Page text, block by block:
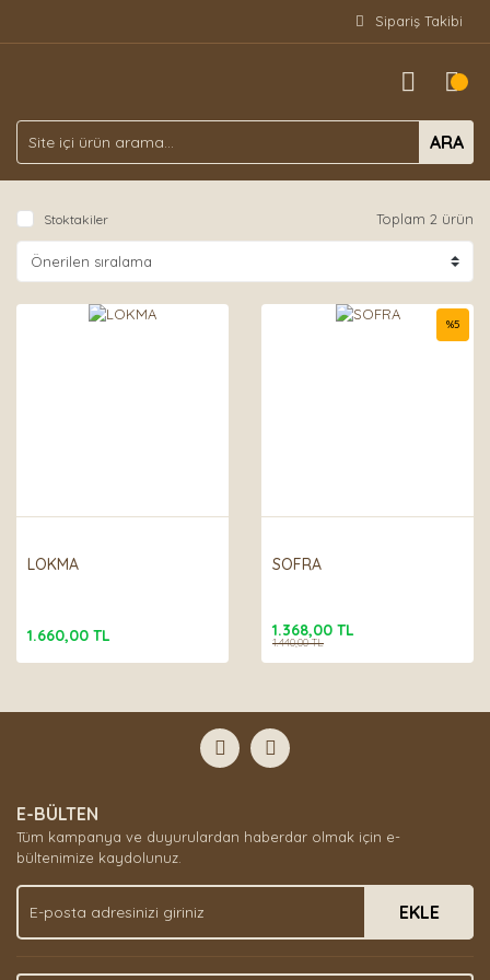
Sipariş Takibi
ARA
Stoktakiler Toplam 2 ürün
LOKMA
1.660,00 TL
SOFRA
%5
1.368,00 TL
1.440,00 TL
E-BÜLTEN
Tüm kampanya ve duyurulardan haberdar olmak için e-
bültenimize kaydolunuz.
EKLE